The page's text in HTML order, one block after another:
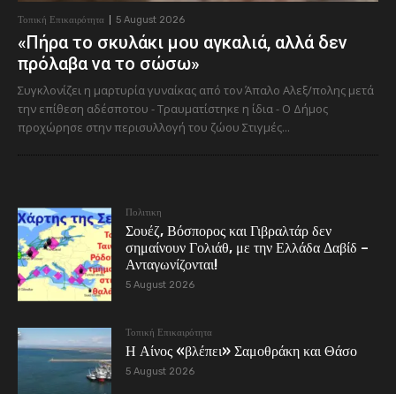
Τοπική Επικαιρότητα 5 August 2026
«Πήρα το σκυλάκι μου αγκαλιά, αλλά δεν
πρόλαβα να το σώσω»
Συγκλονίζει η μαρτυρία γυναίκας από τον Άπαλο Αλεξ/πολης μετά
την επίθεση αδέσποτου - Τραυματίστηκε η ίδια - Ο Δήμος
προχώρησε στην περισυλλογή του ζώου Στιγμές...
Πολιτικη
Σουέζ, Βόσπορος και Γιβραλτάρ δεν
σημαίνουν Γολιάθ, με την Ελλάδα Δαβίδ –
Ανταγωνίζονται!
5 August 2026
Τοπική Επικαιρότητα
Η Αίνος «βλέπει» Σαμοθράκη και Θάσο
5 August 2026